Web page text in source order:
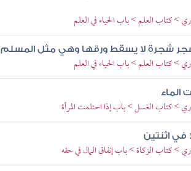
> كتاب العلم > باب الحياء في العلم
شجرة لا يسقط ورقها وهي مثل المسلم
> كتاب العلم > باب الحياء في العلم
الماء
> كتاب الغسل > باب إذا احتلمت المرأة
في اثنتين
> كتاب الزكاة > باب إنفاق المال في حقه